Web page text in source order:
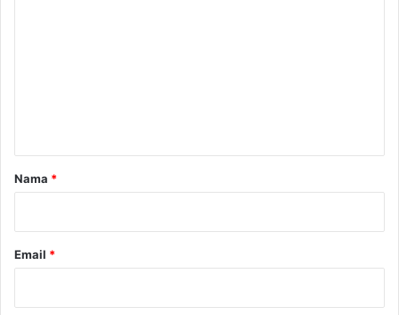
r
Nama *
Email *